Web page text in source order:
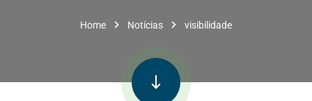
Home Notícias visibilidade